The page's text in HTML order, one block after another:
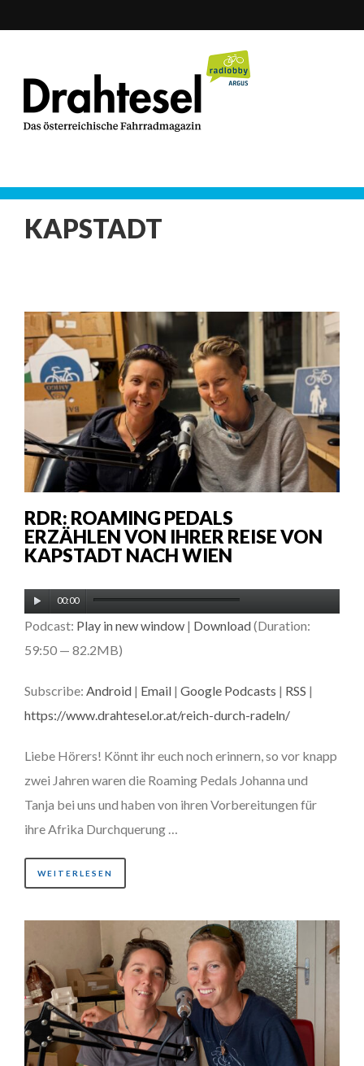
KAPSTADT
RDR: ROAMING PEDALS
ERZÄHLEN VON IHRER REISE VON
KAPSTADT NACH WIEN
Audio-
Player
00:00
Podcast: Play in new window | Download(Duration:
59:50 — 82.2MB)
Subscribe: Android | Email | Google Podcasts | RSS |
https://www.drahtesel.or.at/reich-durch-radeln/
Liebe Hörers! Könnt ihr euch noch erinnern, so vor knapp
zwei Jahren waren die Roaming Pedals Johanna und
Tanja bei uns und haben von ihren Vorbereitungen für
ihre Afrika Durchquerung …
WEITERLESEN